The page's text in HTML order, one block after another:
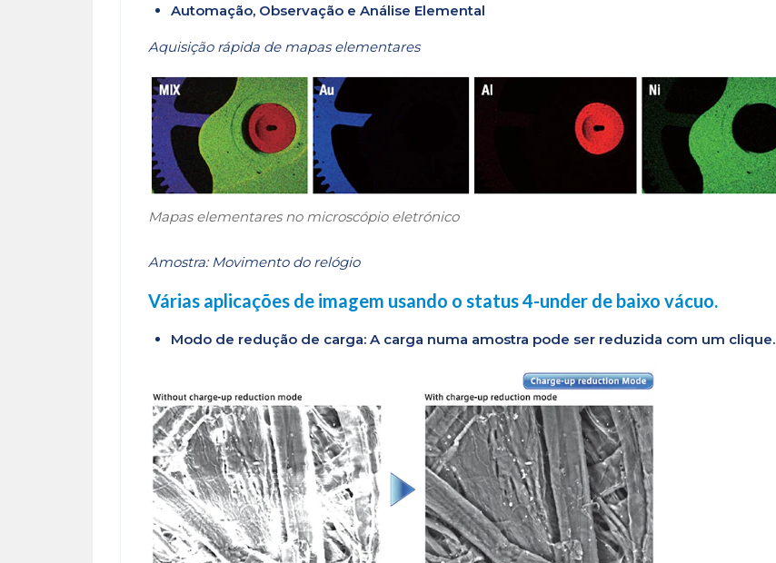
Automação, Observação e Análise Elemental
Aquisição rápida de mapas elementares
Mapas elementares no microscópio eletrónico
Amostra: Movimento do relógio
Várias aplicações de imagem usando o status 4-under de baixo vácuo.
Modo de redução de carga: A carga numa amostra pode ser reduzida com um clique.